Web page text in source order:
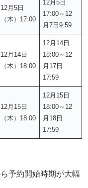
12月5日
（木）17:00
12月5日
17:00～12
月7日9:59
12月14日
（木）18:00
12月14日
18:00～12
月17日
17:59
12月15日
（木）18:00
12月15日
18:00～12
月18日
17:59
予約開始時期が大幅